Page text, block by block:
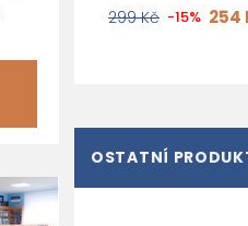
299 Kč -15% 254
OSTATNÍ